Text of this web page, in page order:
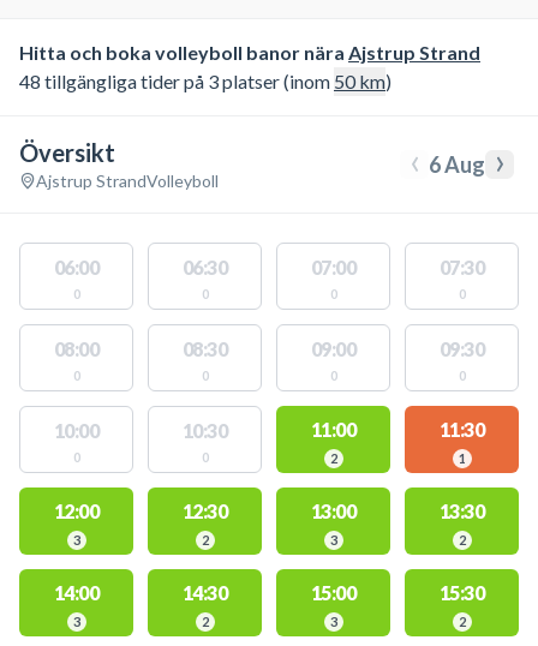
Hitta och boka volleyboll banor nära Ajstrup Strand
48 tillgängliga tider på 3 platser (inom 50km)
Översikt
Ajstrup StrandVolleyboll ‹ 6 Aug ›
06:00
0
06:30
0
07:00
0
07:30
0
08:00
0
08:30
0
09:00
0
09:30
0
10:00
0
10:30
0
11:00
2
11:30
1
12:00
3
12:30
2
13:00
3
13:30
2
14:00
3
14:30
2
15:00
3
15:30
2